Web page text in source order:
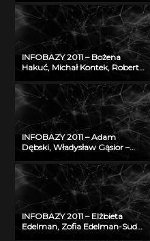
– Informatyczna platforma
naukowa do wymiany wiedzy
o zagrożeniu nowotworami
złośliwymi
INFOBAZY 2011 – Bożena
Hakuć, Michał Kontek, Robert
portal wiedzy, czyli co
możemy znaleźć w
Pomorskiej Bibliotece Cyfrowej
INFOBAZY 2011 – Adam
Dębski, Władysław Gąsior –
eksperymentalnych danych
termodynamicznych układu
Li-Si
INFOBAZY 2011 – Elżbieta
Edelman, Zofia Edelman-Sudoł